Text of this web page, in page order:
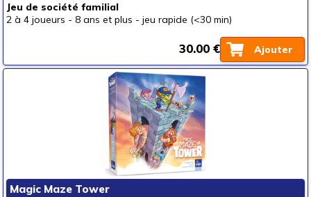
Prix
(1)
autour de 50 €
Jeu de société familial
2 à 4 joueurs - 8 ans et plus - jeu rapide (<30 min)
Ajouter
30.00 €
Magic Maze Tower